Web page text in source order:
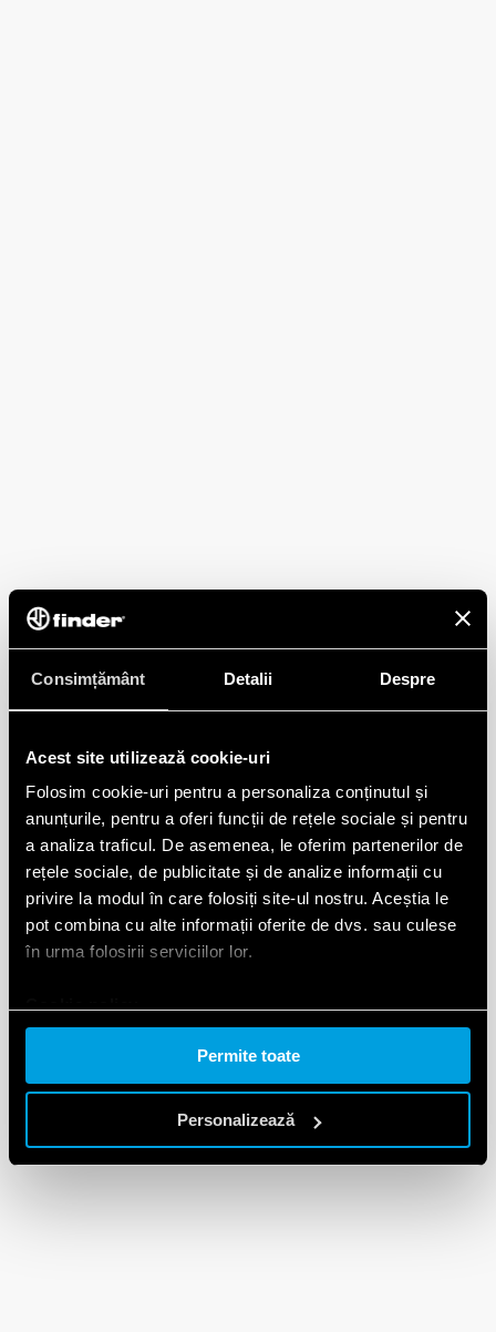
Consimțământ Detalii Despre
Acest site utilizează cookie-uri
Folosim cookie-uri pentru a personaliza conținutul și
anunțurile, pentru a oferi funcții de rețele sociale și pentru
a analiza traficul. De asemenea, le oferim partenerilor de
rețele sociale, de publicitate și de analize informații cu
privire la modul în care folosiți site-ul nostru. Aceștia le
pot combina cu alte informații oferite de dvs. sau culese
în urma folosirii serviciilor lor.
Permite toate
Personalizează